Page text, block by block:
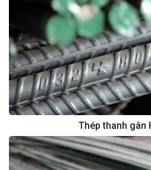
Thép thanh gân